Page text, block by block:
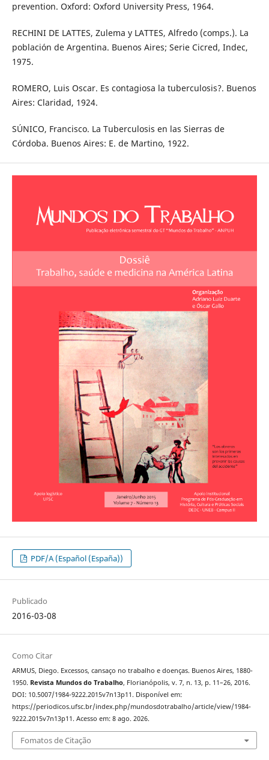
prevention. Oxford: Oxford University Press, 1964.
RECHINI DE LATTES, Zulema y LATTES, Alfredo (comps.). La
población de Argentina. Buenos Aires; Serie Cicred, Indec,
1975.
ROMERO, Luis Oscar. Es contagiosa la tuberculosis?. Buenos
Aires: Claridad, 1924.
SÚNICO, Francisco. La Tuberculosis en las Sierras de
Córdoba. Buenos Aires: E. de Martino, 1922.
PDF/A (Español (España))
Publicado
2016-03-08
Como Citar
ARMUS, Diego. Excessos, cansaço no trabalho e doenças. Buenos Aires, 1880-
1950. Revista Mundos do Trabalho, Florianópolis, v. 7, n. 13, p. 11–26, 2016.
DOI: 10.5007/1984-9222.2015v7n13p11. Disponível em:
https://periodicos.ufsc.br/index.php/mundosdotrabalho/article/view/1984-
9222.2015v7n13p11. Acesso em: 8 ago. 2026.
Fomatos de Citação